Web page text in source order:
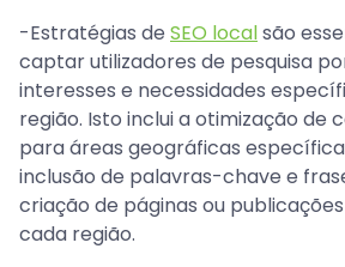
-Estratégias de SEO localsão
captar utilizadores de pesquisa
interesses e necessidades
região. Isto inclui a otimização de
para áreas geográficas
inclusão de palavras-chave e
criação de páginas ou
cada região.